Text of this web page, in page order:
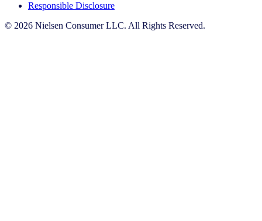
Responsible Disclosure
© 2026 Nielsen Consumer LLC. All Rights Reserved.